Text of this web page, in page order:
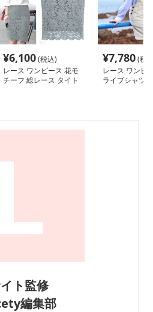
¥6,100(税込)
レース ワンピース 花モ
チーフ 総レース タイト
¥7,780(税
レース ワンピ
ライプシャツ
ト監修
編集部